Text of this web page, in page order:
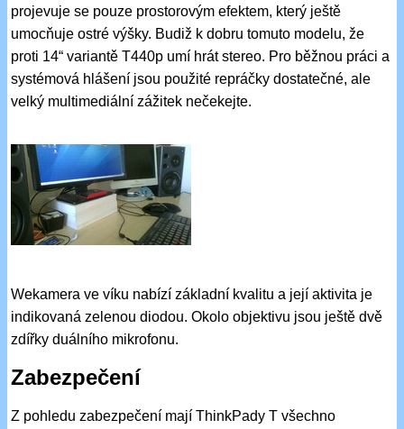
projevuje se pouze prostorovým efektem, který ještě
umocňuje ostré výšky. Budiž k dobru tomuto modelu, že
proti 14“ variantě T440p umí hrát stereo. Pro běžnou práci a
systémová hlášení jsou použité repráčky dostatečné, ale
velký multimediální zážitek nečekejte.
Wekamera ve víku nabízí základní kvalitu a její aktivita je
indikovaná zelenou diodou. Okolo objektivu jsou ještě dvě
zdířky duálního mikrofonu.
Zabezpečení
Z pohledu zabezpečení mají ThinkPady T všechno